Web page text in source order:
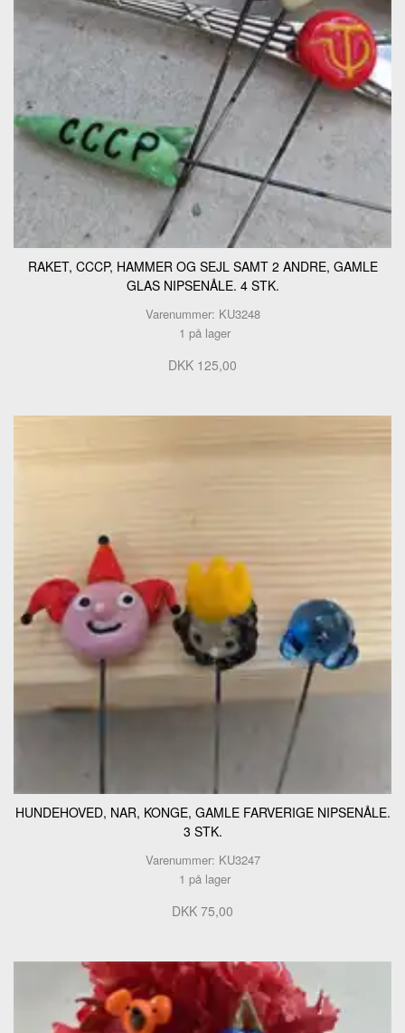
RAKET, CCCP, HAMMER OG SEJL SAMT 2 ANDRE, GAMLE
GLAS NIPSENÅLE. 4 STK.
Varenummer: KU3248
1 på lager
DKK 125,00
HUNDEHOVED, NAR, KONGE, GAMLE FARVERIGE NIPSENÅLE.
3 STK.
Varenummer: KU3247
1 på lager
DKK 75,00